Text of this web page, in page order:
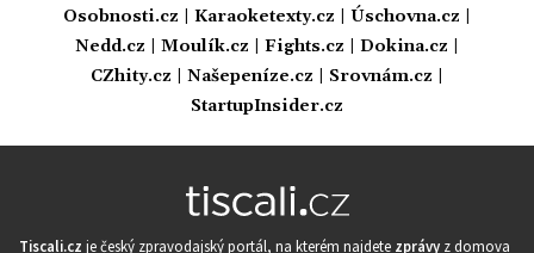
Osobnosti.cz
Karaoketexty.cz Úschovna.cz
Nedd.cz
Moulík.cz Fights.cz Dokina.cz
CZhity.cz
Našepeníze.cz Srovnám.cz
StartupInsider.cz
Tiscali.cz je český zpravodajský portál, na kterém najdete zprávy z domova